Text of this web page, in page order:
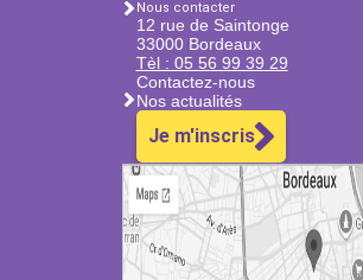
Nous contacter
12 rue de Saintonge
33000 Bordeaux
Tèl : 05 56 99 39 29
Contactez-nous
Nos actualités
Je m'inscris